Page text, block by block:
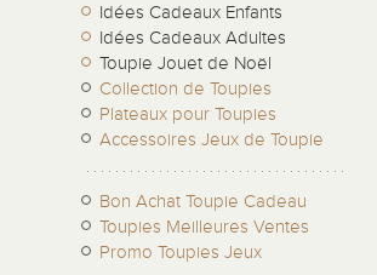
Idées Cadeaux Enfants
Idées Cadeaux Adultes
Toupie Jouet de Noël
Collection de Toupies
Plateaux pour Toupies
Accessoires Jeux de Toupie
Bon Achat Toupie Cadeau
Toupies Meilleures Ventes
Promo Toupies Jeux